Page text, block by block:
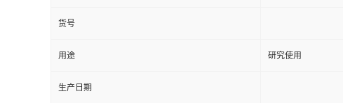
货号
用途 研究使用
生产日期